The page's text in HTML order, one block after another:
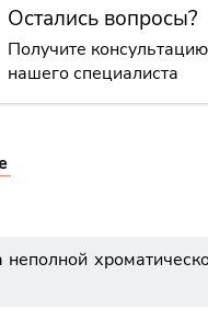
Остались вопросы?
Получите консультацию
нашего специалиста